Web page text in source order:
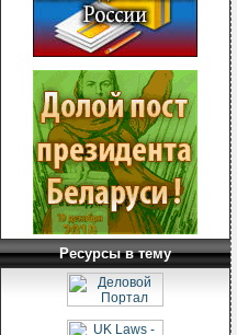
Ресурсы в тему